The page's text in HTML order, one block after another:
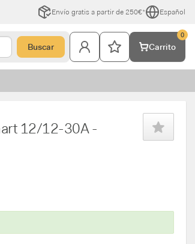
Envío gratis a partir de 250€* Español
Buscar Carrito
0
12/12-30A -